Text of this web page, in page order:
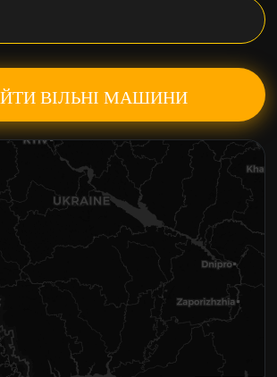
ВІЛЬНІ МАШИНИ